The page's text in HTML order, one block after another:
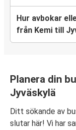
Hur avbokar
från Kemi till
Planera din
Jyväskylä
Ditt sökande av
slutar här! Vi har